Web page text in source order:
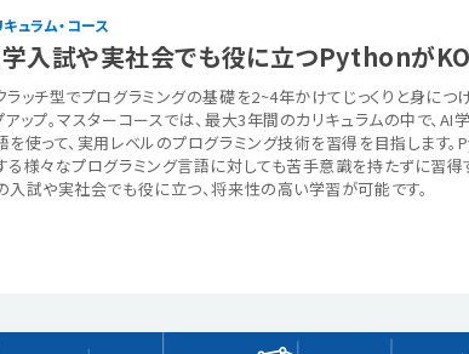
キュラム・コース
入試や実社会でも役に立つPythonが
ラッチ型でプログラミングの基礎を2~4年かけてじっくりと身に
アップ。マスターコースでは、最大3年間のカリキュラムの中で、
を使って、実用レベルのプログラミング技術を習得を目指します
る様々なプログラミング言語に対しても苦手意識を持たずに習得
入試や実社会でも役に立つ、将来性の高い学習が可能です。